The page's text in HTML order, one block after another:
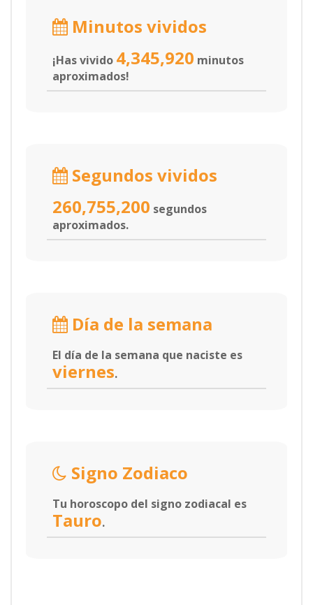
Minutos vividos
¡Has vivido 4,345,920 minutos
aproximados!
Segundos vividos
260,755,200 segundos
aproximados.
Día de la semana
El día de la semana que naciste es
viernes.
Signo Zodiaco
Tu horoscopo del signo zodiacal es
Tauro.